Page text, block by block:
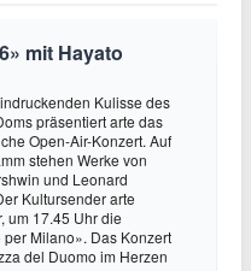
mit Hayato
Kulisse des
präsentiert arte das
Open-Air-Konzert. Auf
stehen Werke von
und Leonard
Kultursender arte
um 17.45 Uhr die
Milano». Das Konzert
del Duomo im Herzen